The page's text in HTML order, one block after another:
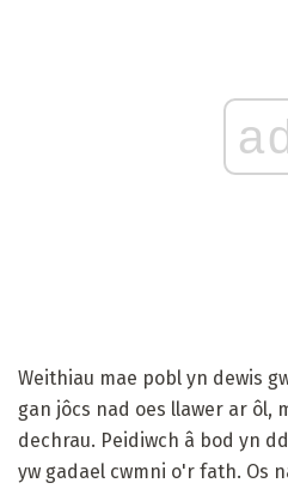
Weithiau mae pobl yn dewis
gan jôcs nad oes llawer ar ôl,
dechrau. Peidiwch â bod yn
yw gadael cwmni o'r fath. Os